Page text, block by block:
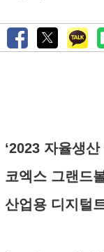
‘2023 자율생
코엑스 그랜드
산업용 디지털